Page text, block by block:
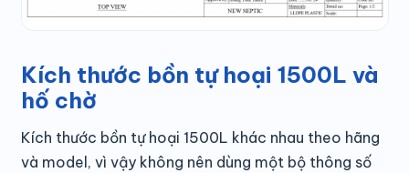
Kích thước bồn tự hoại 1500L và
hố chờ
Kích thước bồn tự hoại 1500L khác nhau theo hãng
và model, vì vậy không nên dùng một bộ thông số